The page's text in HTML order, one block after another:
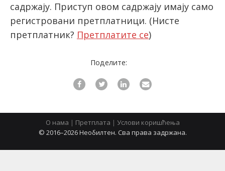
садржају. Приступ овом садржају имају само
регистровани претплатници. (Нисте
претплатник? Претплатите се)
Поделите:
О нама | Претплата | Услови коришћења
© 2016–2026 Необилтен. Сва права задржана.